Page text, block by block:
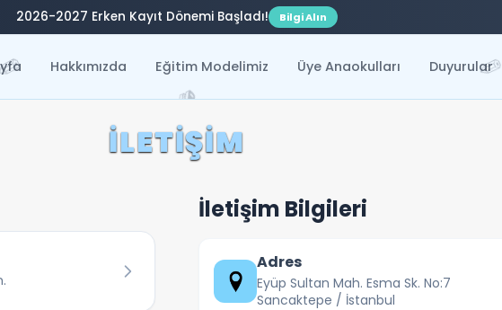
2026-2027 Erken Kayıt Dönemi Başladı! Bilgi Alın
📚
✏️
Hakkımızda Eğitim Modelimiz Üye Anaokulları Duyurular
İLETIŞIM
İletişim Bilgileri
Adres
Eyüp Sultan Mah. Esma Sk. No:7
Sancaktepe / İstanbul